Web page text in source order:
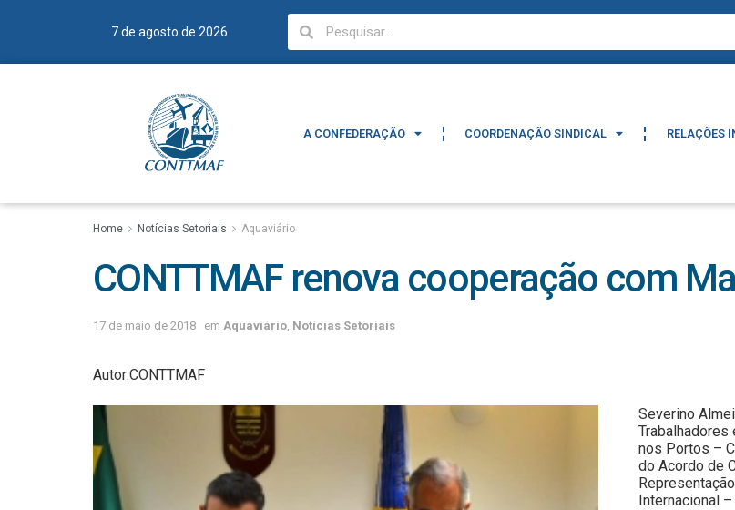
7 de agosto de 2026
A CONFEDERAÇÃO COORDENAÇÃO SINDICAL RELAÇÕES
Home Notícias Setoriais Aquaviário
CONTTMAF renova cooperação com
17 de maio de 2018 em Aquaviário Notícias Setoriais
Autor:CONTTMAF
Severino
Trabalhadores
nos Portos –
do Acordo de
Internacional